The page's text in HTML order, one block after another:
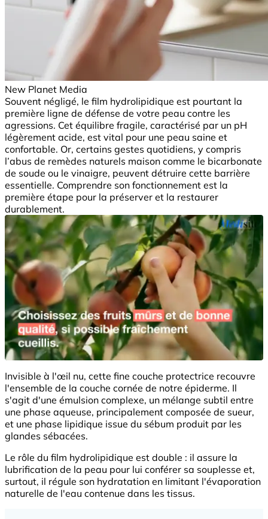
New Planet Media
Souvent négligé, le film hydrolipidique est pourtant la
première ligne de défense de votre peau contre les
agressions. Cet équilibre fragile, caractérisé par un pH
légèrement acide, est vital pour une peau saine et
confortable. Or, certains gestes quotidiens, y compris
l’abus de remèdes naturels maison comme le bicarbonate
de soude ou le vinaigre, peuvent détruire cette barrière
essentielle. Comprendre son fonctionnement est la
première étape pour la préserver et la restaurer
durablement.
Invisible à l'œil nu, cette fine couche protectrice recouvre
l'ensemble de la couche cornée de notre épiderme. Il
s'agit d'une émulsion complexe, un mélange subtil entre
une phase aqueuse, principalement composée de sueur,
et une phase lipidique issue du sébum produit par les
glandes sébacées.
Le rôle du film hydrolipidique est double : il assure la
lubrification de la peau pour lui conférer sa souplesse et,
surtout, il régule son hydratation en limitant l'évaporation
naturelle de l'eau contenue dans les tissus.